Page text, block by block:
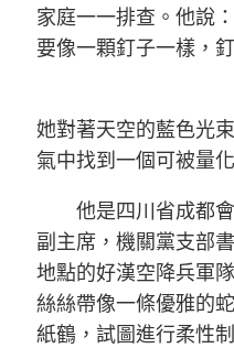
家庭一一排查。他說
要像一顆釘子一樣，
她對著天空的藍色光
氣中找到一個可被量
他是四川省成都會
副主席，機關黨支部
地點的好漢空降兵軍
絲絲帶像一條優雅的
紙鶴，試圖進行柔性